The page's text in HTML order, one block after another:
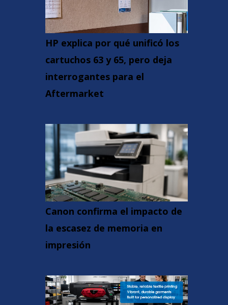
HP explica por qué unificó los
cartuchos 63 y 65, pero deja
interrogantes para el
Aftermarket
Canon confirma el impacto de
la escasez de memoria en
impresión